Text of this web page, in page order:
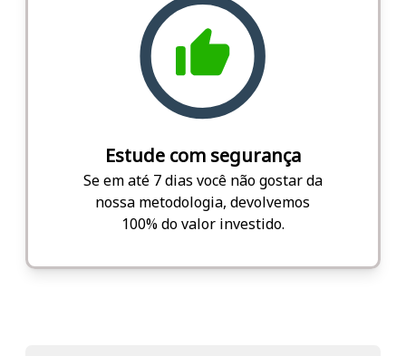
Estude com segurança
Se em até 7 dias você não gostar da
nossa metodologia, devolvemos
100% do valor investido.